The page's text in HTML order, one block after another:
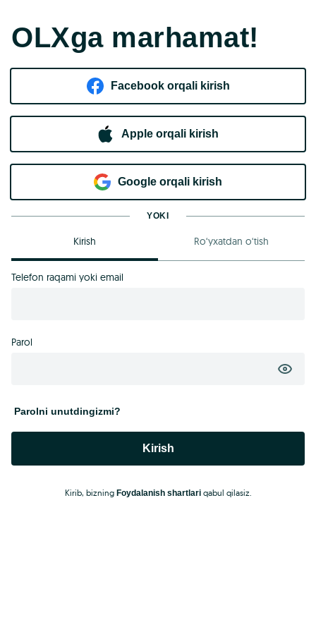
OLXga marhamat!
Facebook orqali kirish​
Apple orqali kirish
Goo​g​le orqali kirish
YOKI
Kirish Ro‘yxatdan o‘tish
Telefon raqami yoki email
Parol
Parolni unutdingizmi?
Kirish
Kirib, bizning Foydalanish shartlariqabul qilasiz.